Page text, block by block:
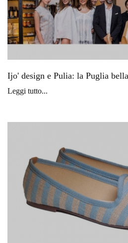
Ijo' design e Pulia: la Puglia
Leggi tutto...